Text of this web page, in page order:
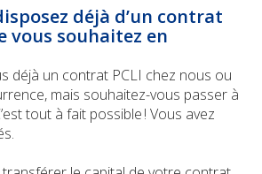
déjà d’un contrat
vous souhaitez en
déjà un contrat PCLI chez nous ou
mais souhaitez-vous passer à
tout à fait possible ! Vous avez